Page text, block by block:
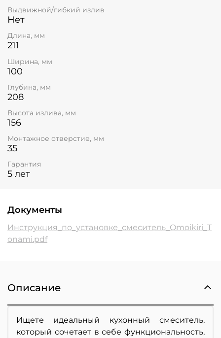
Выдвижной/гибкий излив
Нет
Длина, мм
211
Ширина, мм
100
Глубина, мм
208
Высота излива, мм
156
Монтажное отверстие, мм
35
Гарантия
5 лет
Документы
Инструкция_по_установке_смеситель_Omoikiri_T
onami.pdf
Описание
Ищете идеальный кухонный смеситель,
который сочетает в себе функциональность,